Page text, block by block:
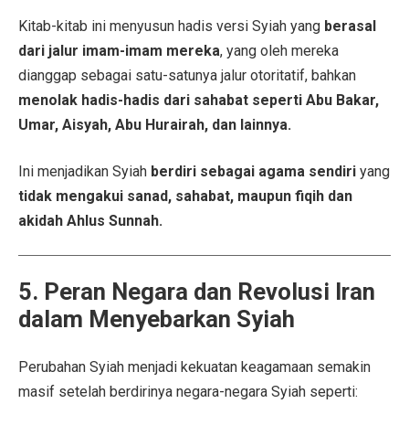
Kitab-kitab ini menyusun hadis versi Syiah yang berasal
dari jalur imam-imam mereka, yang oleh mereka
dianggap sebagai satu-satunya jalur otoritatif, bahkan
menolak hadis-hadis dari sahabat seperti Abu Bakar,
Umar, Aisyah, Abu Hurairah, dan lainnya.
Ini menjadikan Syiah berdiri sebagai agama sendiri yang
tidak mengakui sanad, sahabat, maupun fiqih dan
akidah Ahlus Sunnah.
5. Peran Negara dan Revolusi Iran
dalam Menyebarkan Syiah
Perubahan Syiah menjadi kekuatan keagamaan semakin
masif setelah berdirinya negara-negara Syiah seperti: